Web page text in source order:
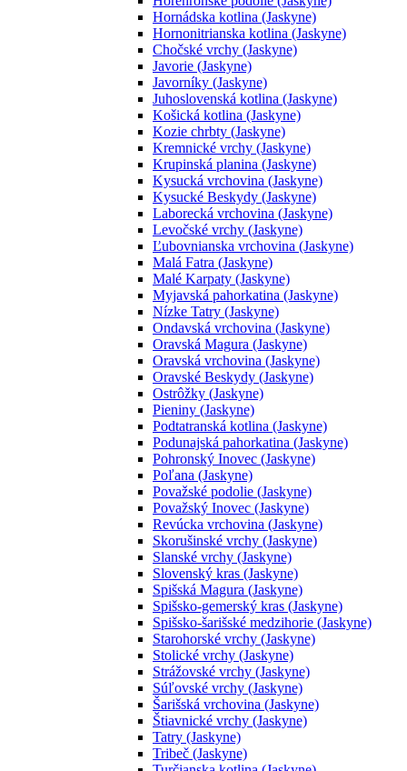
Hornádska kotlina (Jaskyne)
Hornonitrianska kotlina (Jaskyne)
Chočské vrchy (Jaskyne)
Javorie (Jaskyne)
Javorníky (Jaskyne)
Juhoslovenská kotlina (Jaskyne)
Košická kotlina (Jaskyne)
Kozie chrbty (Jaskyne)
Kremnické vrchy (Jaskyne)
Krupinská planina (Jaskyne)
Kysucká vrchovina (Jaskyne)
Kysucké Beskydy (Jaskyne)
Laborecká vrchovina (Jaskyne)
Levočské vrchy (Jaskyne)
Ľubovnianska vrchovina (Jaskyne)
Malá Fatra (Jaskyne)
Malé Karpaty (Jaskyne)
Myjavská pahorkatina (Jaskyne)
Nízke Tatry (Jaskyne)
Ondavská vrchovina (Jaskyne)
Oravská Magura (Jaskyne)
Oravská vrchovina (Jaskyne)
Oravské Beskydy (Jaskyne)
Ostrôžky (Jaskyne)
Pieniny (Jaskyne)
Podtatranská kotlina (Jaskyne)
Podunajská pahorkatina (Jaskyne)
Pohronský Inovec (Jaskyne)
Poľana (Jaskyne)
Považské podolie (Jaskyne)
Považský Inovec (Jaskyne)
Revúcka vrchovina (Jaskyne)
Skorušinské vrchy (Jaskyne)
Slanské vrchy (Jaskyne)
Slovenský kras (Jaskyne)
Spišská Magura (Jaskyne)
Spišsko-gemerský kras (Jaskyne)
Spišsko-šarišské medzihorie (Jaskyne)
Starohorské vrchy (Jaskyne)
Stolické vrchy (Jaskyne)
Strážovské vrchy (Jaskyne)
Súľovské vrchy (Jaskyne)
Šarišská vrchovina (Jaskyne)
Štiavnické vrchy (Jaskyne)
Tatry (Jaskyne)
Tribeč (Jaskyne)